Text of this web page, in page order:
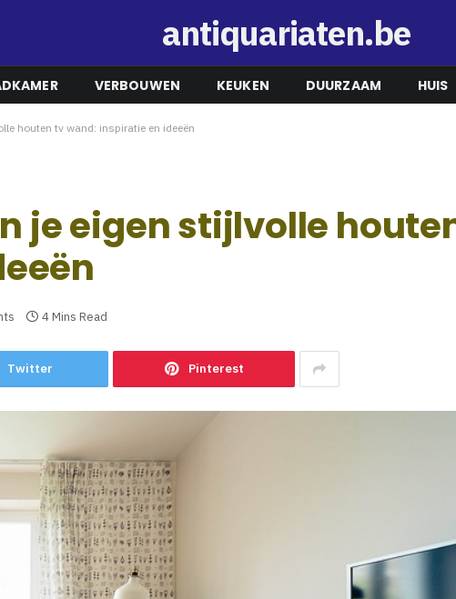
antiquariaten.be
VERBOUWEN KEUKEN DUURZAAM HUIS
houten tv wand: inspiratie en ideeën
je eigen stijlvolle
4 Mins Read
Twitter Pinterest